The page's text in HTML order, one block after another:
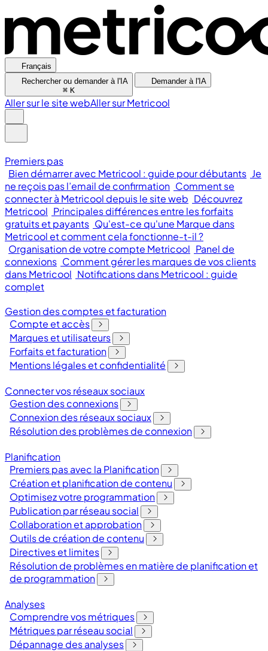
Français
Rechercher ou demander à l'IA
⌘ K
Demander à l'IA
Aller sur le site webAller sur Metricool
Premiers pas
Bien démarrer avec Metricool : guide pour débutants Je
ne reçois pas l’email de confirmation Comment se
connecter à Metricool depuis le site web Découvrez
Metricool Principales différences entre les forfaits
gratuits et payants Qu'est-ce qu'une Marque dans
Metricool et comment cela fonctionne-t-il ?
Organisation de votre compte Metricool Panel de
connexions Comment gérer les marques de vos clients
dans Metricool Notifications dans Metricool : guide
complet
Gestion des comptes et facturation
Compte et accès
Marques et utilisateurs
Forfaits et facturation
Mentions légales et confidentialité
Connecter vos réseaux sociaux
Gestion des connexions
Connexion des réseaux sociaux
Résolution des problèmes de connexion
Planification
Premiers pas avec la Planification
Création et planification de contenu
Optimisez votre programmation
Publication par réseau social
Collaboration et approbation
Outils de création de contenu
Directives et limites
Résolution de problèmes en matière de planification et
de programmation
Analyses
Comprendre vos métriques
Métriques par réseau social
Dépannage des analyses